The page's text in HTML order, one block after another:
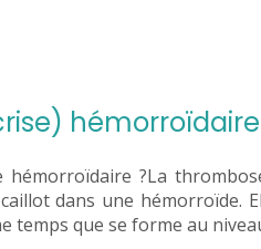
hémorroïdaire
hémorroïdaire ?La
dans une
temps que se forme au